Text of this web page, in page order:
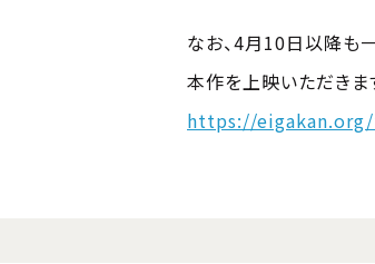
なお、4月10日以降も
本作を上映いただきま
https://